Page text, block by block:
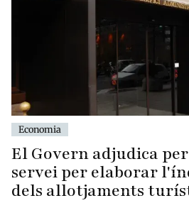
Economia
El Govern adjudica per
servei per elaborar
dels allotjaments